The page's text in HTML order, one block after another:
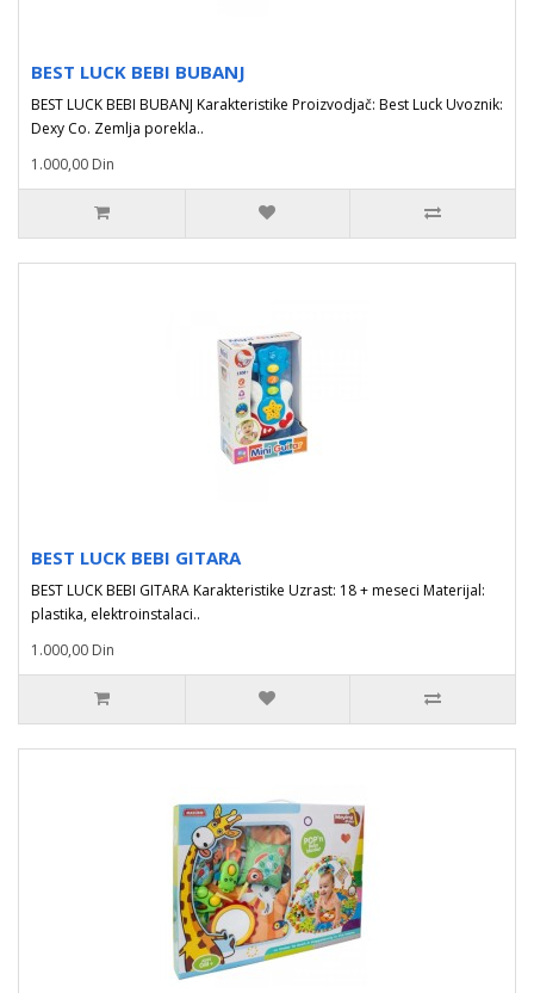
BEST LUCK BEBI BUBANJ
BEST LUCK BEBI BUBANJ Karakteristike Proizvodjač: Best Luck Uvoznik:
Dexy Co. Zemlja porekla..
1.000,00 Din
BEST LUCK BEBI GITARA
BEST LUCK BEBI GITARA Karakteristike Uzrast: 18 + meseci Materijal:
plastika, elektroinstalaci..
1.000,00 Din